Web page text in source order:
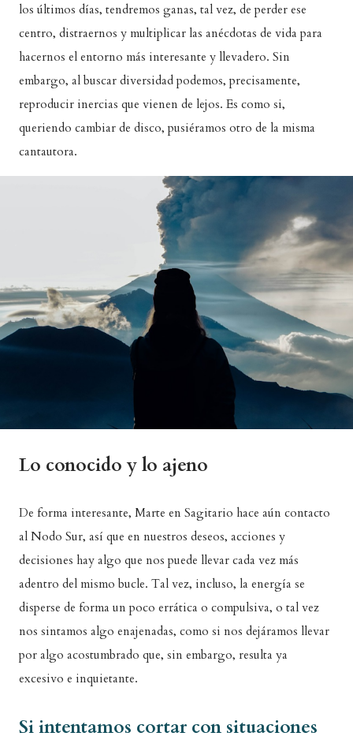
los últimos días, tendremos ganas, tal vez, de perder ese
centro, distraernos y multiplicar las anécdotas de vida para
hacernos el entorno más interesante y llevadero. Sin
embargo, al buscar diversidad podemos, precisamente,
reproducir inercias que vienen de lejos. Es como si,
queriendo cambiar de disco, pusiéramos otro de la misma
cantautora.
Lo conocido y lo ajeno
De forma interesante, Marte en Sagitario hace aún contacto
al Nodo Sur, así que en nuestros deseos, acciones y
decisiones hay algo que nos puede llevar cada vez más
adentro del mismo bucle. Tal vez, incluso, la energía se
disperse de forma un poco errática o compulsiva, o tal vez
nos sintamos algo enajenadas, como si nos dejáramos llevar
por algo acostumbrado que, sin embargo, resulta ya
excesivo e inquietante.
Si intentamos cortar con situaciones